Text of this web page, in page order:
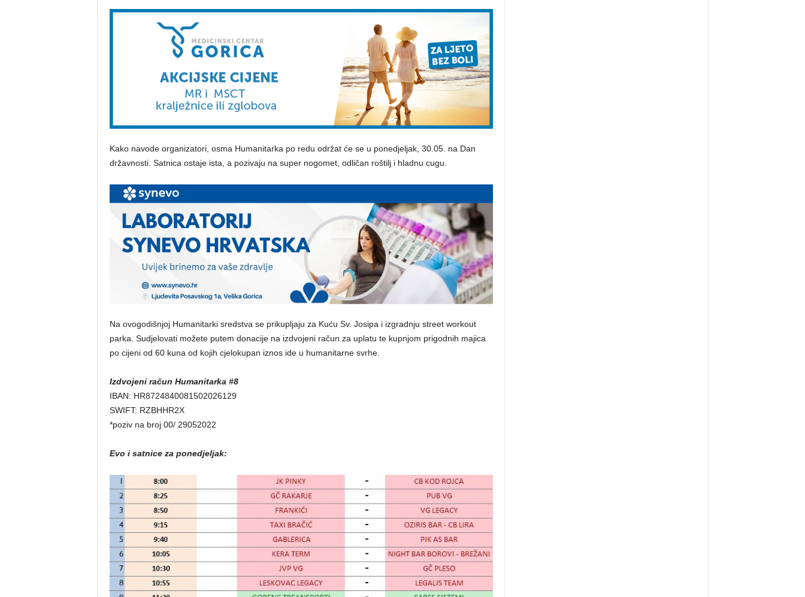
Kako navode organizatori, osma Humanitarka po redu održat će se u ponedjeljak, 30.05. na Dan
državnosti. Satnica ostaje ista, a pozivaju na super nogomet, odličan roštilj i hladnu cugu.
Na ovogodišnjoj Humanitarki sredstva se prikupljaju za Kuću Sv. Josipa i izgradnju street workout
parka. Sudjelovati možete putem donacije na izdvojeni račun za uplatu te kupnjom prigodnih majica
po cijeni od 60 kuna od kojih cjelokupan iznos ide u humanitarne svrhe.
Izdvojeni račun Humanitarka #8
IBAN: HR8724840081502026129
SWIFT: RZBHHR2X
*poziv na broj 00/ 29052022
Evo i satnice za ponedjeljak: